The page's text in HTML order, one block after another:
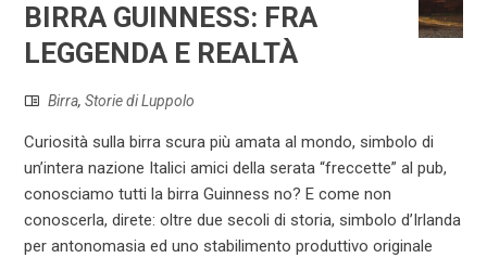
BIRRA GUINNESS: FRA
LEGGENDA E REALTÀ
Birra,Storie di Luppolo
Curiosità sulla birra scura più amata al mondo, simbolo di
un’intera nazione Italici amici della serata “freccette” al pub,
conosciamo tutti la birra Guinness no? E come non
conoscerla, direte: oltre due secoli di storia, simbolo d’Irlanda
per antonomasia ed uno stabilimento produttivo originale